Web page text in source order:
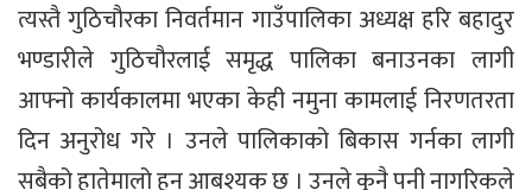
त्यस्तै गुठिचौरका निवर्तमान गाउँपालिका अध्यक्ष हरि बहादुर
भण्डारीले गुठिचौरलाई समृद्ध पालिका बनाउनका लागी
आफ्नो कार्यकालमा भएका केही नमुना कामलाई निरणतरता
दिन अनुरोध गरे । उनले पालिकाको बिकास गर्नका लागी
सबैको हातेमालो हुन आबश्यक छ । उनले कुनै पनी नागरिकले